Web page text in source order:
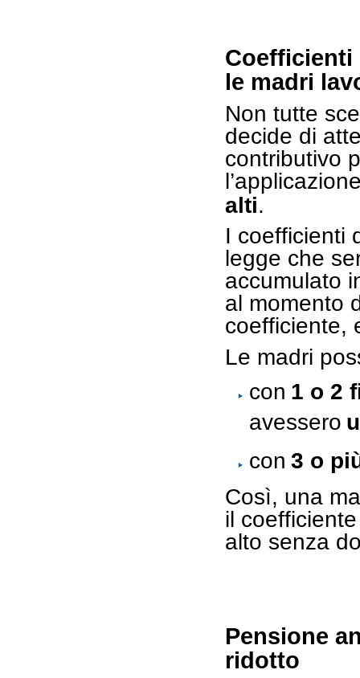
Coefficienti
le madri
Non tutte
decide di
contributivo
alti.
I coefficienti
legge che
accumulato
al momento
coefficiente,
Le madri
con 1 o 2
avessero
con 3 o
Così, una
il
alto senza
Pensione
ridotto